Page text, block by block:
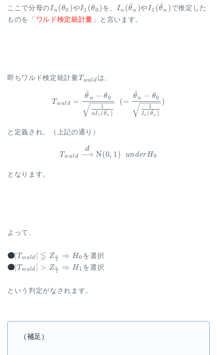
ここで分母のI_n(\theta_0)
In (θ0 )やI_1(\theta_0)
I 1 (θ0 ) を、I_n(\hat{\theta}_n)
In (θ
^
n )やI 1 (θ
^
n ) で推定した
ものを「 ワルド検定統計量 」と言います。
即ちワルド検定統計量T_{wald}
T wald は、
\begin{aligned} T_{wald}
Twald =
nI 1 ( θ
^n )
1
θ
^
n − θ0 (=
In (θ^n )
1
θ
^
n − θ0 )
と定義され、（上記の通り）
\begin{aligned} T_{wald}
T wald ⟶
d
N(0, 1) underH0
となります。
よって、
|T_{wald}| \leqq
Z_{\frac{\alpha}
{2}}
∣T wald ∣ ≦ Z 2
α ⇒ H_0
H0 を選択
|T_{wald}| \gt
Z_{\frac{\alpha}
\Rightarrow
∣T wald ∣ > Z 2
α ⇒ H_1
H1 を選択
という判定がなされます。
（補足）